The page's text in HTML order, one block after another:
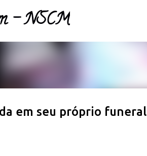
- NSCM
em seu próprio funeral